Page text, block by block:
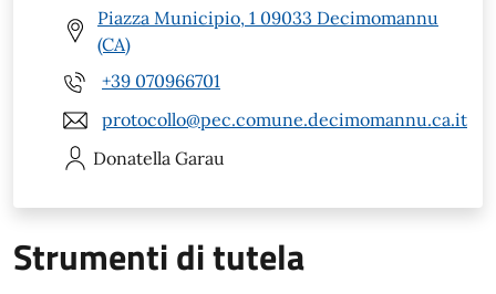
Piazza Municipio, 1 09033 Decimomannu
(CA)
+39 070966701
protocollo@pec.comune.decimomannu.ca.it
Donatella Garau
Strumenti di tutela